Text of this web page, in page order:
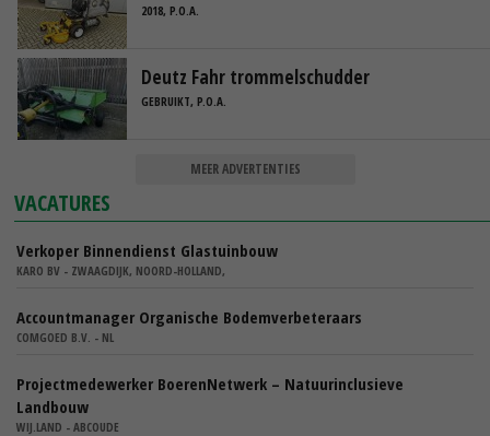
2018, P.O.A.
Deutz Fahr trommelschudder
GEBRUIKT, P.O.A.
MEER ADVERTENTIES
VACATURES
Verkoper Binnendienst Glastuinbouw
KARO BV - ZWAAGDIJK, NOORD-HOLLAND,
Accountmanager Organische Bodemverbeteraars
COMGOED B.V. - NL
Projectmedewerker BoerenNetwerk – Natuurinclusieve
Landbouw
WIJ.LAND - ABCOUDE